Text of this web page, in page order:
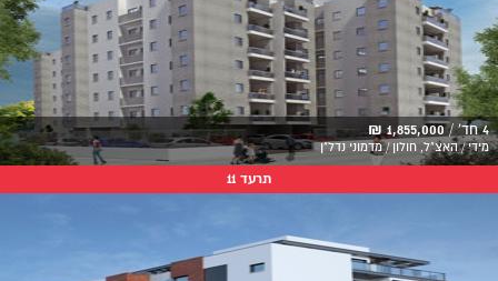
4 חד' / 1,855,000 ₪
מידי / האצ"ל, חולון / מדמוני נדל"ן
תרעד 11